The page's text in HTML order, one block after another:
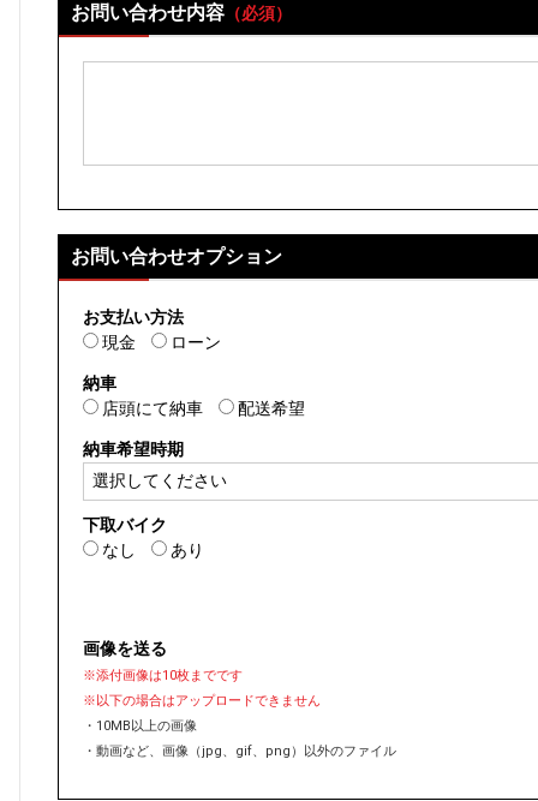
お問い合わせ内容 （必須）
お問い合わせオプション
お支払い方法
現金
ローン
納車
店頭にて納車
配送希望
納車希望時期
下取バイク
なし
あり
画像を送る
※添付画像は10枚までです
※以下の場合はアップロードできません
・10MB以上の画像
・動画など、画像（jpg、gif、png）以外のファイル